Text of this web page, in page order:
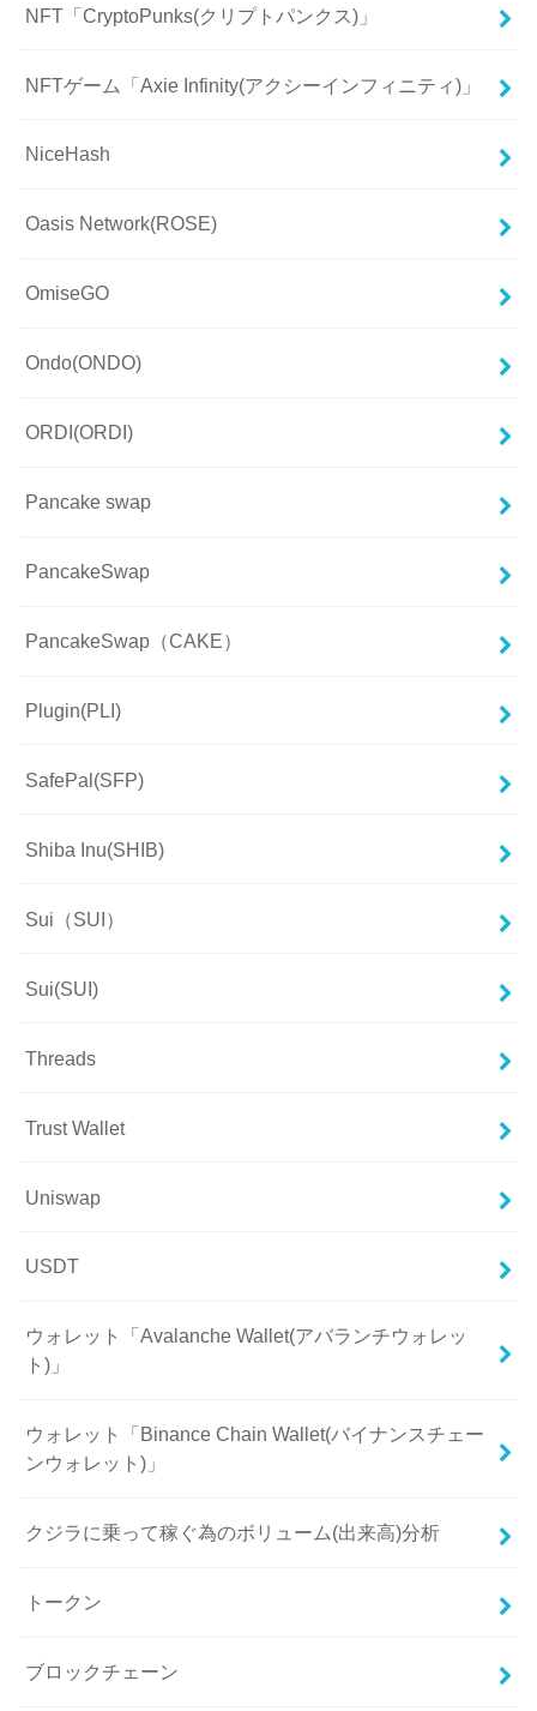
NFT「CryptoPunks(クリプトパンクス)」
NFTゲーム「Axie Infinity(アクシーインフィニティ)」
NiceHash
Oasis Network(ROSE)
OmiseGO
Ondo(ONDO)
ORDI(ORDI)
Pancake swap
PancakeSwap
PancakeSwap（CAKE）
Plugin(PLI)
SafePal(SFP)
Shiba Inu(SHIB)
Sui（SUI）
Sui(SUI)
Threads
Trust Wallet
Uniswap
USDT
ウォレット「Avalanche Wallet(アバランチウォレッ
ト)」
ウォレット「Binance Chain Wallet(バイナンスチェー
ンウォレット)」
クジラに乗って稼ぐ為のボリューム(出来高)分析
トークン
ブロックチェーン